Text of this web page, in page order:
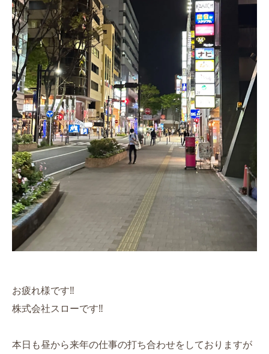
お疲れ様です‼️
株式会社スローです‼️
本日も昼から来年の仕事の打ち合わせをしておりますが